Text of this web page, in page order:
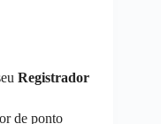
Registrador
de ponto